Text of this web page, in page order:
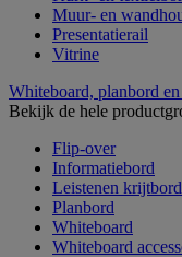
Muur- en
Presentatierail
Vitrine
Whiteboard, planbord
Bekijk de hele
Flip-over
Informatiebord
Leistenen krijtbord
Planbord
Whiteboard
Whiteboard